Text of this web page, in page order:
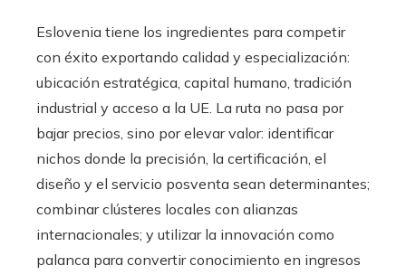
Eslovenia tiene los ingredientes para competir
con éxito exportando calidad y especialización:
ubicación estratégica, capital humano, tradición
industrial y acceso a la UE. La ruta no pasa por
bajar precios, sino por elevar valor: identificar
nichos donde la precisión, la certificación, el
diseño y el servicio posventa sean determinantes;
combinar clústeres locales con alianzas
internacionales; y utilizar la innovación como
palanca para convertir conocimiento en ingresos